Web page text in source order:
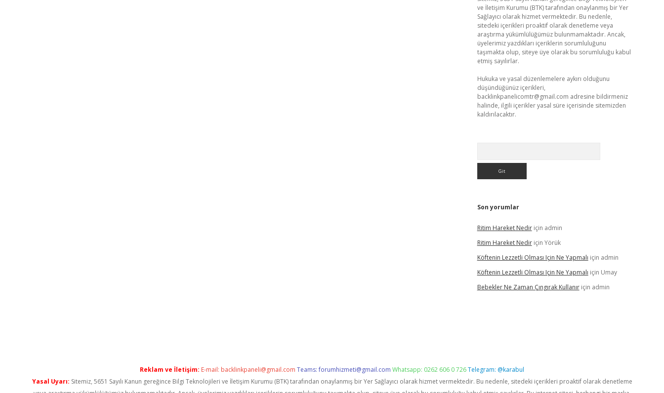
ve İletişim Kurumu (BTK) tarafından onaylanmış bir Yer
Sağlayıcı olarak hizmet vermektedir. Bu nedenle,
sitedeki içerikleri proaktif olarak denetleme veya
araştırma yükümlülüğümüz bulunmamaktadır. Ancak,
üyelerimiz yazdıkları içeriklerin sorumluluğunu
taşımakta olup, siteye üye olarak bu sorumluluğu kabul
etmiş sayılırlar.
Hukuka ve yasal düzenlemelere aykırı olduğunu
düşündüğünüz içerikleri,
backlinkpanelicomtr@gmail.com adresine bildirmeniz
halinde, ilgili içerikler yasal süre içerisinde sitemizden
kaldırılacaktır.
Son yorumlar
Ritim Hareket Nediriçin admin
Ritim Hareket Nediriçin Yörük
Köftenin Lezzetli Olması Için Ne Yapmalı için admin
Köftenin Lezzetli Olması Için Ne Yapmalı için Umay
Bebekler Ne Zaman Çıngırak Kullanıriçin admin
Reklam ve İletişim: E-mail: backlinkpaneli@gmail.com Teams:forumhizmeti@gmail.com Whatsapp: 0262 606 0 726Telegram: @karabul
Yasal Uyarı: Sitemiz, 5651 Sayılı Kanun gereğince Bilgi Teknolojileri ve İletişim Kurumu (BTK) tarafından onaylanmış bir Yer Sağlayıcı olarak hizmet vermektedir. Bu nedenle, sitedeki içerikleri proaktif olarak denetleme